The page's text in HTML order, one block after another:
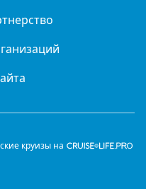
круизы на